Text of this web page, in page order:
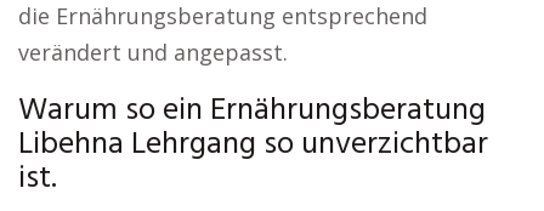
die Ernährungsberatung entsprechend
verändert und angepasst.
Warum so ein Ernährungsberatung
Libehna Lehrgang so unverzichtbar
ist.